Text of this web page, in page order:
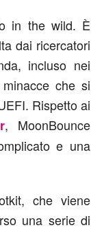
in the wild. È
dai ricercatori
incluso nei
che si
Rispetto ai
, MoonBounce
e una
che viene
una serie di